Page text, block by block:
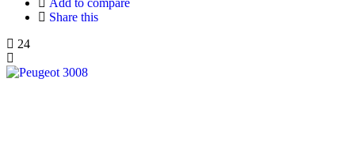
Add to compare
Share this
24